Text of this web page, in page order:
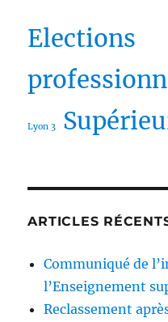
Elections
Lyon 3
ARTICLES
Communiqué de
l’Enseignement
Reclassement